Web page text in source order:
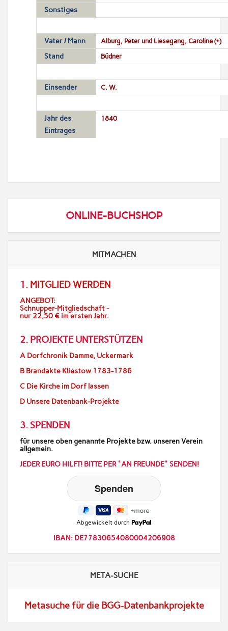
Sonstiges
Vater / Mann Alburg, Peter und Liesegang, Caroline (+)
Stand Büdner
Einsender C. W.
Jahr des
Eintrages
1840
ONLINE-BUCHSHOP
MITMACHEN
1. MITGLIED WERDEN
ANGEBOT:
Schnupper-Mitgliedschaft -
nur 22,50 € im ersten Jahr.
2. PROJEKTE UNTERSTÜTZEN
A Dorfchronik Damme, Uckermark
B Brandakte Kliestow 1783-1786
C Die Kirche im Dorf lassen
D Unsere Datenbank-Projekte
3. SPENDEN
für unsere oben genannte Projekte bzw. unseren Verein
allgemein.
JEDER EURO HILFT! BITTE PER "AN FREUNDE" SENDEN!
Abgewickelt durch
IBAN: DE77830654080004206908
META-SUCHE
Metasuche für die BGG-Datenbankprojekte